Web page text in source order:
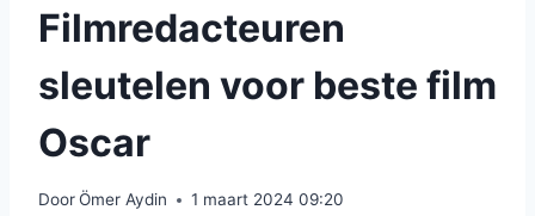
Filmredacteuren
sleutelen voor beste film
Oscar
DoorÖmer Aydin 1 maart 2024 09:20